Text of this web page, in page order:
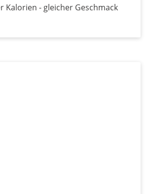
Kalorien - gleicher Geschmack